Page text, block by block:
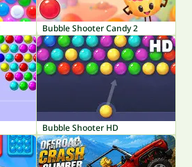
Bubble Shooter Candy 2
Bubble Shooter HD